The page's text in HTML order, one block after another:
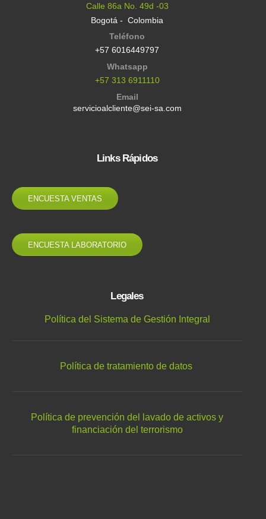
Calle 86a No. 49d -03
Bogotá - Colombia
Teléfono
+57 6016449797
Whatsapp
+57 313 6911110
Email
servicioalcliente@sei-sa.com
Links Rápidos
ENCUESTA VENTAS
ENCUESTA LABORATORIO
Legales
Política del Sistema de Gestión Integral
Política de tratamiento de datos
Política de prevención del lavado de activos y
financiación del terrorismo